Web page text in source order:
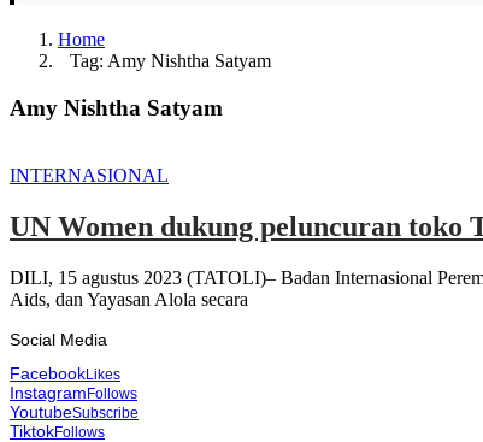
Home
Tag: Amy Nishtha Satyam
Amy Nishtha Satyam
INTERNASIONAL
UN Women dukung peluncuran toko
DILI, 15 agustus 2023 (TATOLI)– Badan Internasional
Aids, dan Yayasan Alola secara
Social Media
FacebookLikes
InstagramFollows
YoutubeSubscribe
TiktokFollows